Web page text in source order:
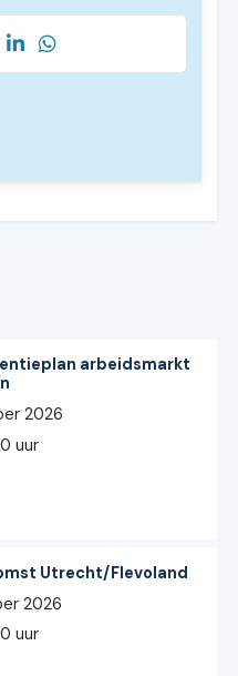
arbeidsmarkt
2026
uur
Utrecht/Flevoland
2026
uur